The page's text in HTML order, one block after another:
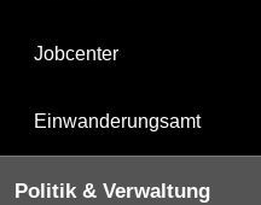
Jobcenter
Einwanderungsamt
Politik & Verwaltung